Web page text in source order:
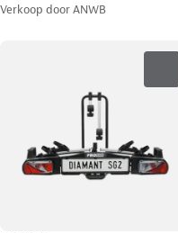
Verkoop doorANWB